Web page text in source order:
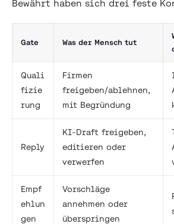
Bewährt haben sich drei feste
Gate Was der Mensch tut
Quali
fizie
rung
Firmen
freigeben/ablehnen,
mit Begründung
Reply
KI-Draft freigeben,
editieren oder
verwerfen
Empf
ehlun
gen
Vorschläge
annehmen oder
überspringen